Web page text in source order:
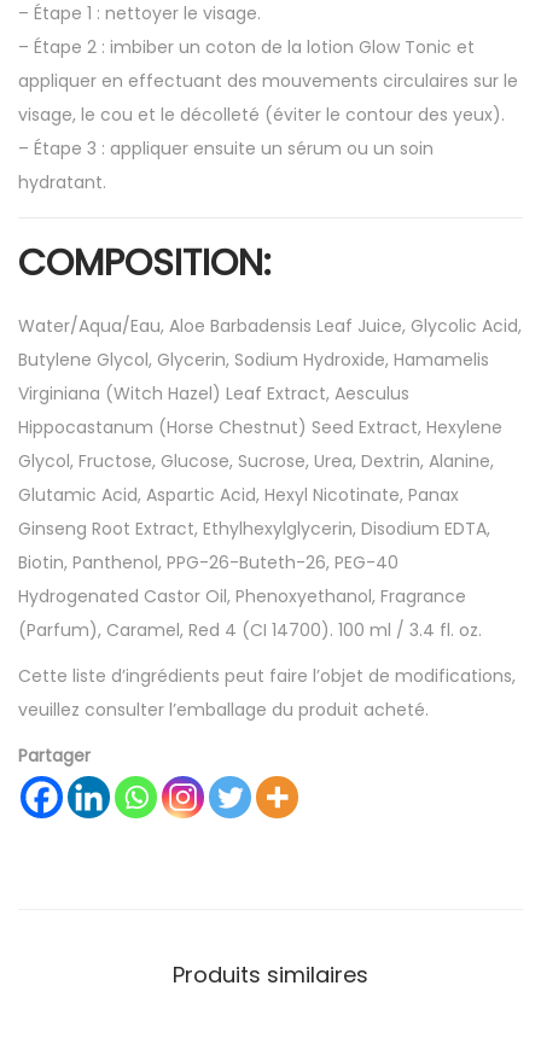
– Étape 1 : nettoyer le visage.
– Étape 2 : imbiber un coton de la lotion Glow Tonic et
appliquer en effectuant des mouvements circulaires sur le
visage, le cou et le décolleté (éviter le contour des yeux).
– Étape 3 : appliquer ensuite un sérum ou un soin
hydratant.
COMPOSITION:
Water/Aqua/Eau, Aloe Barbadensis Leaf Juice, Glycolic Acid,
Butylene Glycol, Glycerin, Sodium Hydroxide, Hamamelis
Virginiana (Witch Hazel) Leaf Extract, Aesculus
Hippocastanum (Horse Chestnut) Seed Extract, Hexylene
Glycol, Fructose, Glucose, Sucrose, Urea, Dextrin, Alanine,
Glutamic Acid, Aspartic Acid, Hexyl Nicotinate, Panax
Ginseng Root Extract, Ethylhexylglycerin, Disodium EDTA,
Biotin, Panthenol, PPG-26-Buteth-26, PEG-40
Hydrogenated Castor Oil, Phenoxyethanol, Fragrance
(Parfum), Caramel, Red 4 (CI 14700). 100 ml / 3.4 fl. oz.
Cette liste d’ingrédients peut faire l’objet de modifications,
veuillez consulter l’emballage du produit acheté.
Partager
Produits similaires